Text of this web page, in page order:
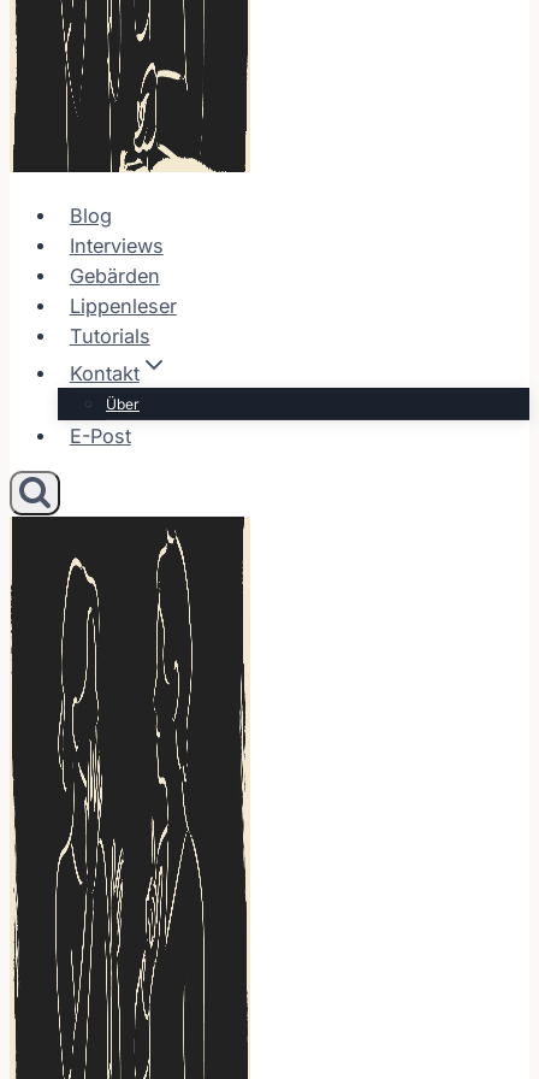
Blog
Interviews
Gebärden
Lippenleser
Tutorials
Kontakt
Über
E-Post